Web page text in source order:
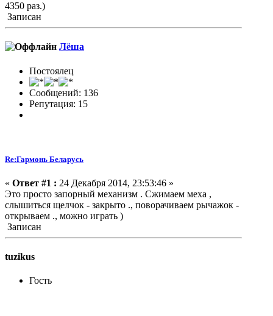
4350 раз.)
Записан
Лёша
Постоялец
Сообщений: 136
Репутация: 15
Re:Гармонь Беларусь
« Ответ #1 : 24 Декабря 2014, 23:53:46 »
Это просто запорный механизм . Сжимаем меха ,
слышиться щелчок - закрыто ., поворачиваем рычажок -
открываем ., можно играть )
Записан
tuzikus
Гость